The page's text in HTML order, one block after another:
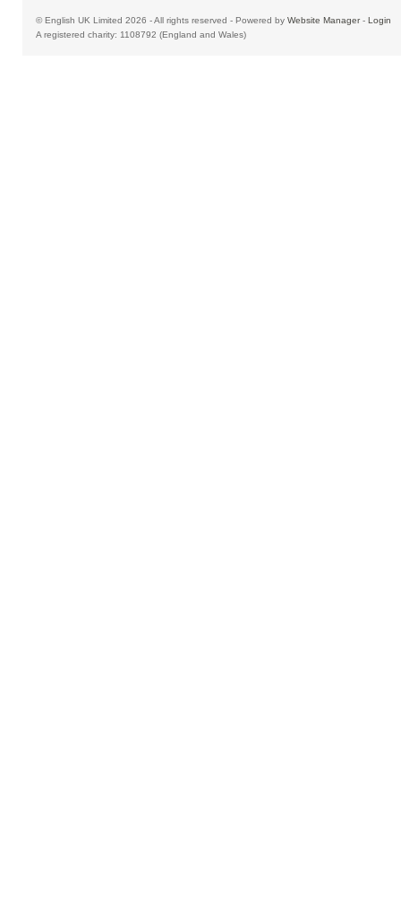
© English UK Limited 2026 - All rights reserved - Powered by Website Manager- Login
A registered charity: 1108792 (England and Wales)